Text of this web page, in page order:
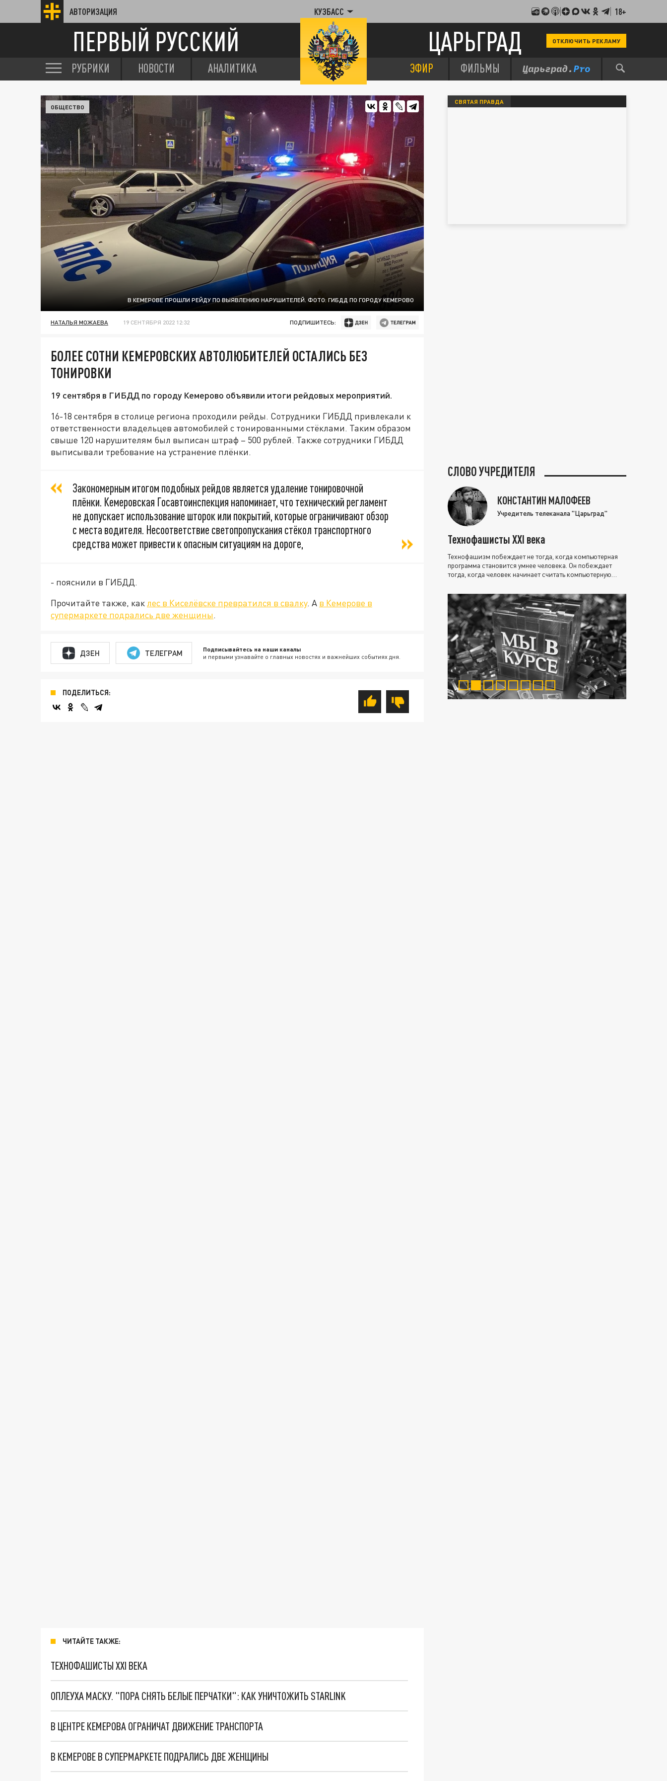
АВТОРИЗАЦИЯ КУЗБАСС 18+
ПЕРВЫЙ РУССКИЙ ЦАРЬГРАД ОТКЛЮЧИТЬ РЕКЛАМУ
РУБРИКИ НОВОСТИ АНАЛИТИКА ЭФИР ФИЛЬМЫ
В КЕМЕРОВЕ ПРОШЛИ РЕЙДУ ПО ВЫЯВЛЕНИЮ НАРУШИТЕЛЕЙ. ФОТО: ГИБДД ПО ГОРОДУ КЕМЕРОВО
ОБЩЕСТВО
НАТАЛЬЯ МОЖАЕВА 19 СЕНТЯБРЯ 2022 12:32 ПОДПИШИТЕСЬ:
БОЛЕЕ СОТНИ КЕМЕРОВСКИХ АВТОЛЮБИТЕЛЕЙ ОСТАЛИСЬ БЕЗ
ТОНИРОВКИ
19 сентября в ГИБДД по городу Кемерово объявили итоги рейдовых мероприятий.
16-18 сентября в столице региона проходили рейды. Сотрудники ГИБДД привлекали к
ответственности владельцев автомобилей с тонированными стёклами. Таким образом
свыше 120 нарушителям был выписан штраф – 500 рублей. Также сотрудники ГИБДД
выписывали требование на устранение плёнки.
Закономерным итогом подобных рейдов является удаление тонировочной
плёнки. Кемеровская Госавтоинспекция напоминает, что технический регламент
не допускает использование шторок или покрытий, которые ограничивают обзор
с места водителя. Несоответствие светопропускания стёкол транспортного
средства может привести к опасным ситуациям на дороге,
- пояснили в ГИБДД.
Прочитайте также, как лес в Киселёвске превратился в свалку. А в Кемерове в
супермаркете подрались две женщины.
ДЗЕН ТЕЛЕГРАМ Подписывайтесь на наши каналы
и первыми узнавайте о главных новостях и важнейших событиях дня.
ПОДЕЛИТЬСЯ:
ЧИТАЙТЕ ТАКЖЕ:
ТЕХНОФАШИСТЫ XXI ВЕКА
ОПЛЕУХА МАСКУ. "ПОРА СНЯТЬ БЕЛЫЕ ПЕРЧАТКИ": КАК УНИЧТОЖИТЬ STARLINK
В ЦЕНТРЕ КЕМЕРОВА ОГРАНИЧАТ ДВИЖЕНИЕ ТРАНСПОРТА
В КЕМЕРОВЕ В СУПЕРМАРКЕТЕ ПОДРАЛИСЬ ДВЕ ЖЕНЩИНЫ
СВЯТАЯ ПРАВДА
СЛОВО УЧРЕДИТЕЛЯ
КОНСТАНТИН МАЛОФЕЕВ
Учредитель телеканала "Царьград"
Технофашисты XXI века
Технофашизм побеждает не тогда, когда компьютерная
программа становится умнее человека. Он побеждает
тогда, когда человек начинает считать компьютерную